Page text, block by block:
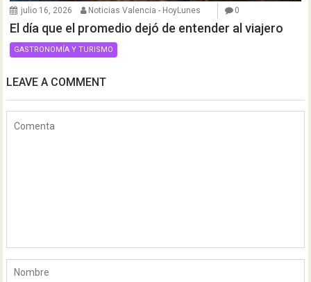
julio 16, 2026 Noticias Valencia - HoyLunes 0
El día que el promedio dejó de entender al viajero
GASTRONOMÍA Y TURISMO
LEAVE A COMMENT